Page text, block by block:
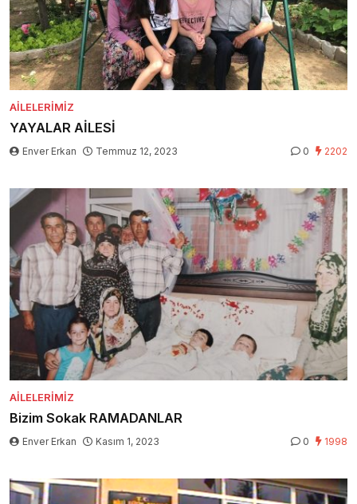
AILELERIMIZ
YAYALAR AİLESİ
Enver Erkan Temmuz 12, 2023 0 2202
AILELERIMIZ
Bizim Sokak RAMADANLAR
Enver Erkan Kasım 1, 2023 0 1998